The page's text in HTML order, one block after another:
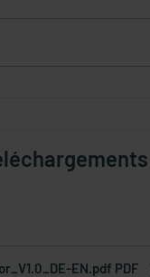
EN.pdf PDF